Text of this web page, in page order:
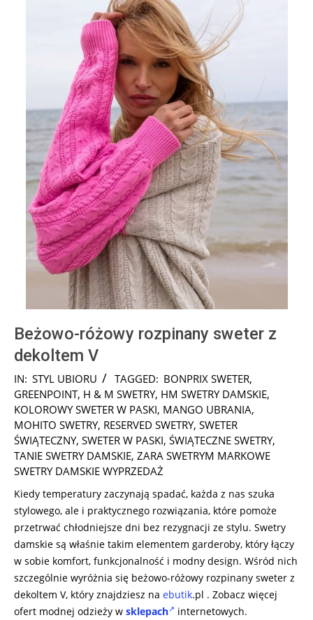
Beżowo-różowy rozpinany sweter z
dekoltem V
2025-
11-
06
IN: STYL UBIORU TAGGED: BONPRIX SWETER,
GREENPOINT, H & M SWETRY, HM SWETRY DAMSKIE,
KOLOROWY SWETER W PASKI, MANGO UBRANIA,
MOHITO SWETRY, RESERVED SWETRY, SWETER
ŚWIĄTECZNY, SWETER W PASKI, ŚWIĄTECZNE SWETRY,
TANIE SWETRY DAMSKIE, ZARA SWETRYM MARKOWE
SWETRY DAMSKIE WYPRZEDAŻ
Kiedy temperatury zaczynają spadać, każda z nas szuka
stylowego, ale i praktycznego rozwiązania, które pomoże
przetrwać chłodniejsze dni bez rezygnacji ze stylu. Swetry
damskie są właśnie takim elementem garderoby, który łączy
w sobie komfort, funkcjonalność i modny design. Wśród nich
szczególnie wyróżnia się beżowo-różowy rozpinany sweter z
dekoltem V, który znajdziesz na ebutik.pl . Zobacz więcej
ofert modnej odzieży w sklepach internetowych.